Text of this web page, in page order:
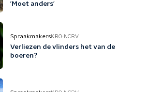
'Moet anders'
SpraakmakersKRO-NCRV
Verliezen de vlinders het van de
boeren?